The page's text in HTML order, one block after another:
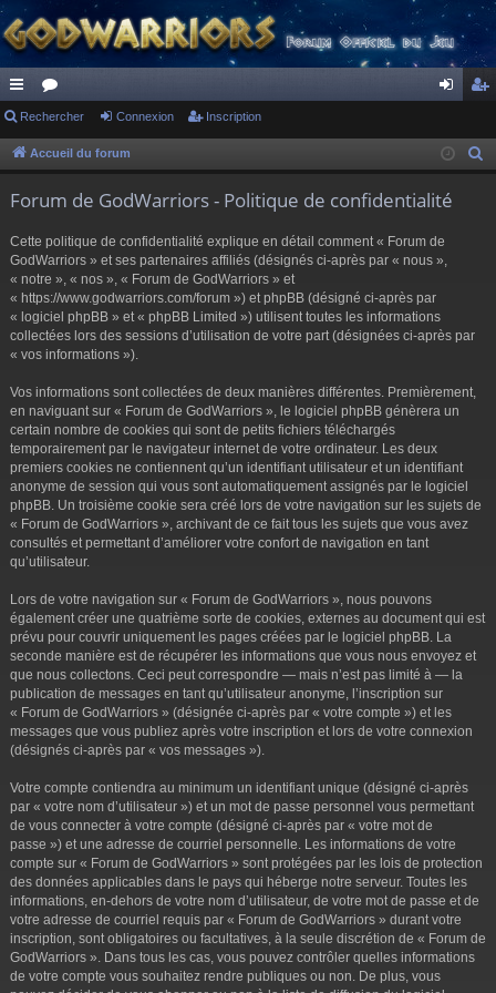
ac
co
s
or
u ne cri
Rechercher Connexion Inscription
Accueil du forum
Forum de GodWarriors - Politique de confidentialité
Cette politique de confidentialité explique en détail comment « Forum de
GodWarriors » et ses partenaires affiliés (désignés ci-après par « nous »,
« notre », « nos », « Forum de GodWarriors » et
« https://www.godwarriors.com/forum ») et phpBB (désigné ci-après par
« logiciel phpBB » et « phpBB Limited ») utilisent toutes les informations
collectées lors des sessions d’utilisation de votre part (désignées ci-après par
« vos informations »).
Vos informations sont collectées de deux manières différentes. Premièrement,
en naviguant sur « Forum de GodWarriors », le logiciel phpBB génèrera un
certain nombre de cookies qui sont de petits fichiers téléchargés
temporairement par le navigateur internet de votre ordinateur. Les deux
premiers cookies ne contiennent qu’un identifiant utilisateur et un identifiant
anonyme de session qui vous sont automatiquement assignés par le logiciel
phpBB. Un troisième cookie sera créé lors de votre navigation sur les sujets de
« Forum de GodWarriors », archivant de ce fait tous les sujets que vous avez
consultés et permettant d’améliorer votre confort de navigation en tant
qu’utilisateur.
Lors de votre navigation sur « Forum de GodWarriors », nous pouvons
également créer une quatrième sorte de cookies, externes au document qui est
prévu pour couvrir uniquement les pages créées par le logiciel phpBB. La
seconde manière est de récupérer les informations que vous nous envoyez et
que nous collectons. Ceci peut correspondre — mais n’est pas limité à — la
publication de messages en tant qu’utilisateur anonyme, l’inscription sur
« Forum de GodWarriors » (désignée ci-après par « votre compte ») et les
messages que vous publiez après votre inscription et lors de votre connexion
(désignés ci-après par « vos messages »).
Votre compte contiendra au minimum un identifiant unique (désigné ci-après
par « votre nom d’utilisateur ») et un mot de passe personnel vous permettant
de vous connecter à votre compte (désigné ci-après par « votre mot de
passe ») et une adresse de courriel personnelle. Les informations de votre
compte sur « Forum de GodWarriors » sont protégées par les lois de protection
des données applicables dans le pays qui héberge notre serveur. Toutes les
informations, en-dehors de votre nom d’utilisateur, de votre mot de passe et de
votre adresse de courriel requis par « Forum de GodWarriors » durant votre
inscription, sont obligatoires ou facultatives, à la seule discrétion de « Forum de
GodWarriors ». Dans tous les cas, vous pouvez contrôler quelles informations
de votre compte vous souhaitez rendre publiques ou non. De plus, vous